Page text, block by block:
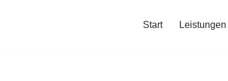
Start Leistungen